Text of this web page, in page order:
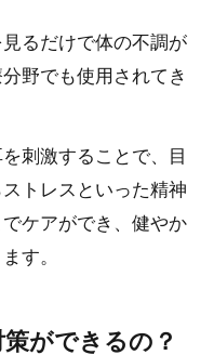
るだけで体の不調が
野でも使用されてき
刺激することで、目
トレスといった精神
ケアができ、健やか
す。
ができるの？